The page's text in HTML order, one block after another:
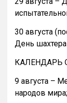
30 августа
День шахтера
КАЛЕНДАРЬ
9 августа –
народов мира;